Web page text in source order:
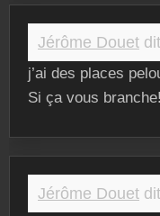
Jérôme Douet
j’ai des places
Si ça vous
Jérôme Douet